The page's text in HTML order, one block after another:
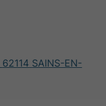
62114 SAINS-EN-